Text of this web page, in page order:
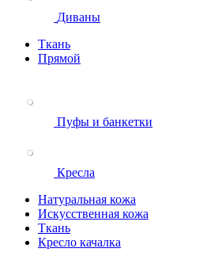
Диваны
Ткань
Прямой
Пуфы и банкетки
Кресла
Натуральная кожа
Искусственная кожа
Ткань
Кресло качалка